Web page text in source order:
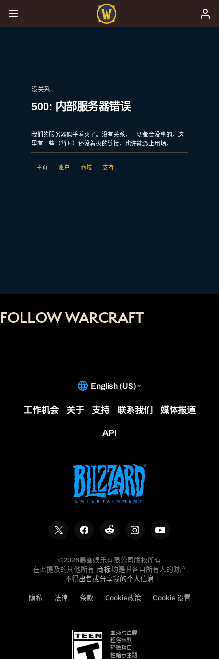
没关系。
500: 内部服务器错误
我们的服务器似乎着火了。没有关系，一切都会没事的。这
里有一些（暂时）还没着火的链接，也许能派上用场。
主页 账户 商城 支持
FOLLOW WARCRAFT